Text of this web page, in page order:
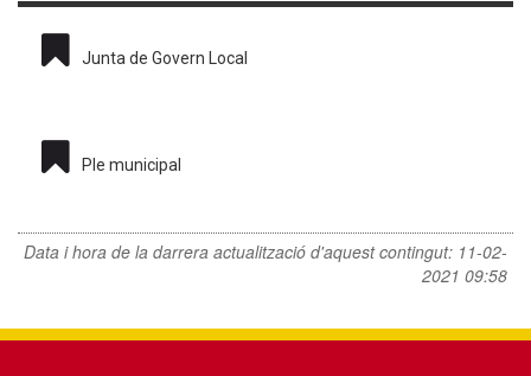
Junta de Govern Local
Ple municipal
Data i hora de la darrera actualització d'aquest contingut: 11-02-
2021 09:58